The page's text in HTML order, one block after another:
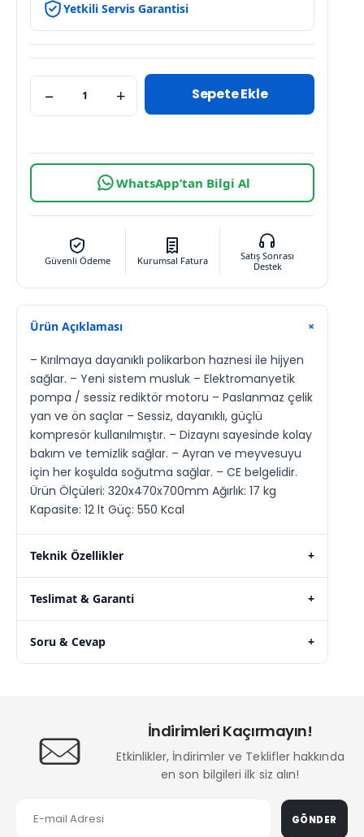
Yetkili Servis Garantisi
− + Sepete Ekle
WhatsApp’tan Bilgi Al
Güvenli Ödeme Kurumsal Fatura
Satış Sonrası
Destek
Ürün Açıklaması +
– Kırılmaya dayanıklı polikarbon haznesi ile hijyen
sağlar. – Yeni sistem musluk – Elektromanyetik
pompa / sessiz rediktör motoru – Paslanmaz çelik
yan ve ön saçlar – Sessiz, dayanıklı, güçlü
kompresör kullanılmıştır. – Dizaynı sayesinde kolay
bakım ve temizlik sağlar. – Ayran ve meyvesuyu
için her koşulda soğutma sağlar. – CE belgelidir.
Ürün Ölçüleri: 320x470x700mm Ağırlık: 17 kg
Kapasite: 12 lt Güç: 550 Kcal
Teknik Özellikler +
Teslimat & Garanti +
Soru & Cevap +
İndirimleri Kaçırmayın!
Etkinlikler, İndirimler ve Teklifler hakkında
en son bilgileri ilk siz alın!
GÖNDER